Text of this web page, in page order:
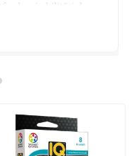
și abilități de